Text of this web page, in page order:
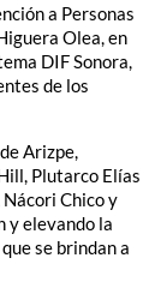
a Personas
Olea, en
DIF Sonora,
de los
Arizpe,
Plutarco Elías
Chico y
y elevando la
se brindan a